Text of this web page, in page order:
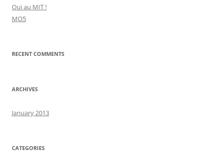
Oui au MIT !
MO5
RECENT COMMENTS
ARCHIVES
January 2013
CATEGORIES